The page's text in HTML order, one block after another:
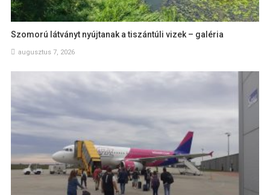
Szomorú látványt nyújtanak a tiszántúli vizek – galéria
augusztus 7, 2026